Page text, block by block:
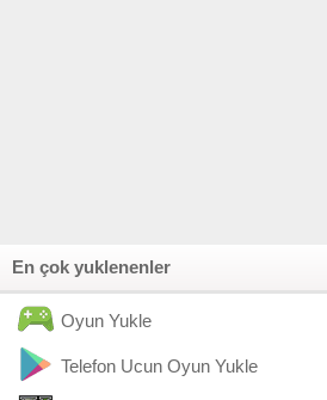
En çok yuklenenler
Oyun Yukle
Telefon Ucun Oyun Yukle